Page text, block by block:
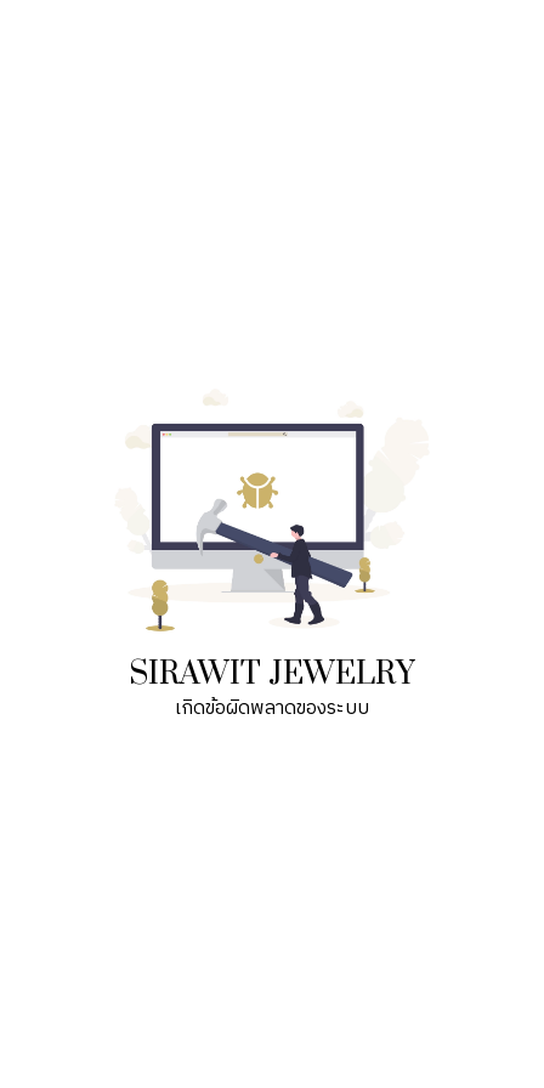
SIRAWIT JEWELRY
เกิดข้อผิดพลาดของระบบ